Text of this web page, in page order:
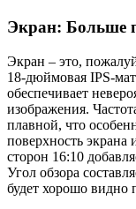
Экран: Больше
Экран – это,
18-дюймовая IPS-
обеспечивает
изображения.
плавной, что
поверхность экрана
сторон 16:10
Угол обзора
будет хорошо видно